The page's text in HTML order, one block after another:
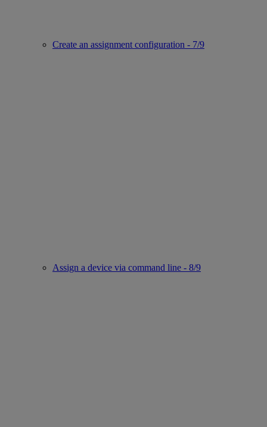
Create an assignment configuration - 7/9
Assign a device via command line - 8/9